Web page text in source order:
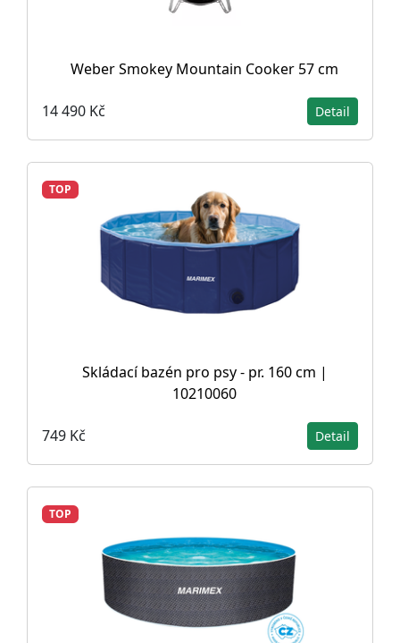
Weber Smokey Mountain Cooker 57 cm
14 490 Kč Detail
TOP
Skládací bazén pro psy - pr. 160 cm |
10210060
749 Kč Detail
TOP